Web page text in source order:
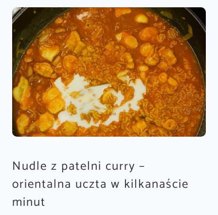
Nudle z patelni curry –
orientalna uczta w kilkanaście
minut